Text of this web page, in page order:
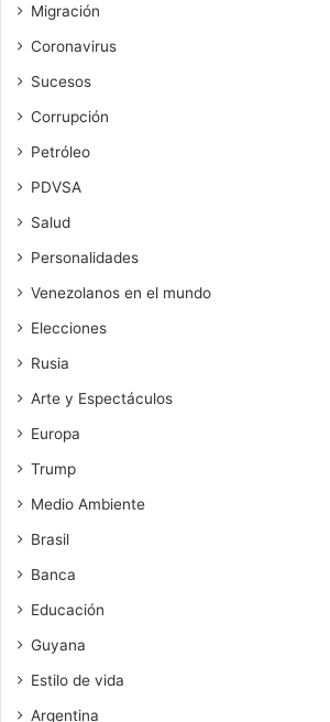
Migración
Coronavirus
Sucesos
Corrupción
Petróleo
PDVSA
Salud
Personalidades
Venezolanos en el mundo
Elecciones
Rusia
Arte y Espectáculos
Europa
Trump
Medio Ambiente
Brasil
Banca
Educación
Guyana
Estilo de vida
Argentina